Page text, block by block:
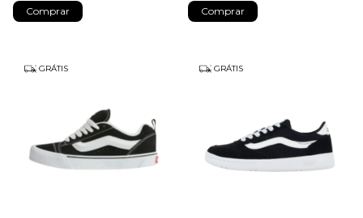
Comprar Comprar
GRÁTIS GRÁTIS